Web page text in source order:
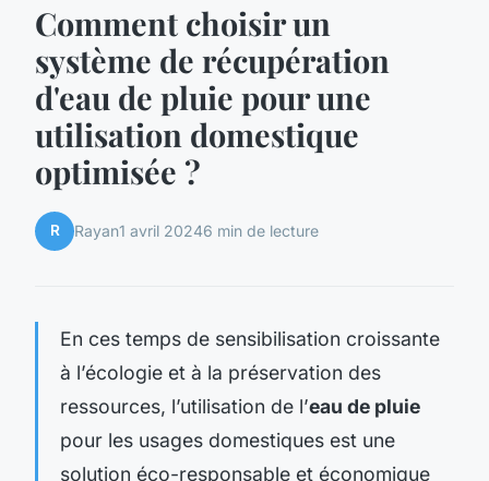
Comment choisir un
système de récupération
d'eau de pluie pour une
utilisation domestique
optimisée ?
R Rayan1 avril 20246 min de lecture
En ces temps de sensibilisation croissante
à l’écologie et à la préservation des
ressources, l’utilisation de l’eau de pluie
pour les usages domestiques est une
solution éco-responsable et économique